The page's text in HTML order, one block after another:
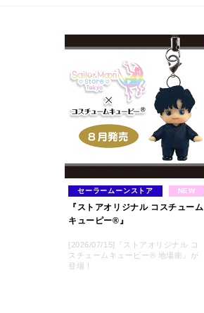
セーラームーンストア NEW
『ストアオリジナル コスチューム
キューピー®』
[2026/07/15]『ストアオリジナル コ
スチュームキューピー® 地場衛』が
登場！